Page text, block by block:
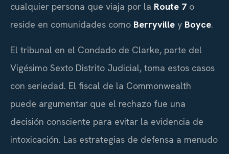
cualquier persona que viaja por la Route 7 o
reside en comunidades como Berryville y Boyce.
El tribunal en el Condado de Clarke, parte del
Vigésimo Sexto Distrito Judicial, toma estos casos
con seriedad. El fiscal de la Commonwealth
puede argumentar que el rechazo fue una
decisión consciente para evitar la evidencia de
intoxicación. Las estrategias de defensa a menudo